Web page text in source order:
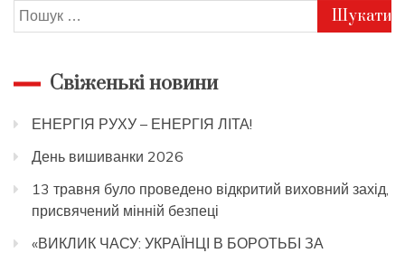
Пошук:
Свіженькі новини
ЕНЕРГІЯ РУХУ – ЕНЕРГІЯ ЛІТА!
День вишиванки 2026
13 травня було проведено відкритий виховний захід,
присвячений мінній безпеці
«ВИКЛИК ЧАСУ: УКРАЇНЦІ В БОРОТЬБІ ЗА